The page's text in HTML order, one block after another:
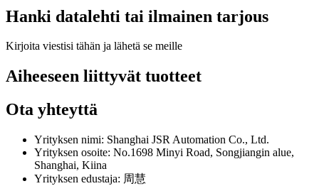
Hanki datalehti tai ilmainen tarjous
Kirjoita viestisi tähän ja lähetä se meille
Aiheeseen liittyvät tuotteet
Ota yhteyttä
Yrityksen nimi: Shanghai JSR Automation Co., Ltd.
Yrityksen osoite: No.1698 Minyi Road, Songjiangin alue,
Shanghai, Kiina
Yrityksen edustaja: 周慧